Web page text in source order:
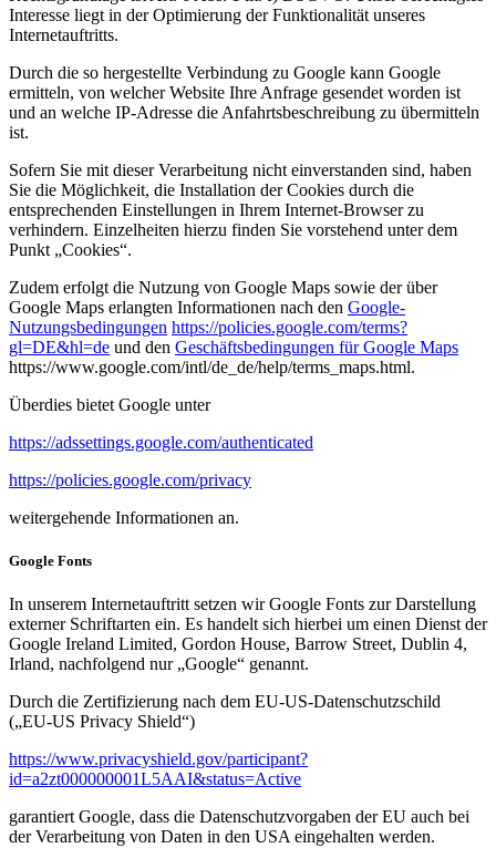
Interesse liegt in der Optimierung der Funktionalität unseres
Internetauftritts.
Durch die so hergestellte Verbindung zu Google kann Google
ermitteln, von welcher Website Ihre Anfrage gesendet worden ist
und an welche IP-Adresse die Anfahrtsbeschreibung zu übermitteln
ist.
Sofern Sie mit dieser Verarbeitung nicht einverstanden sind, haben
Sie die Möglichkeit, die Installation der Cookies durch die
entsprechenden Einstellungen in Ihrem Internet-Browser zu
verhindern. Einzelheiten hierzu finden Sie vorstehend unter dem
Punkt „Cookies“.
Zudem erfolgt die Nutzung von Google Maps sowie der über
Google Maps erlangten Informationen nach den Google-
Nutzungsbedingungen https://policies.google.com/terms?
gl=DE&hl=de und den Geschäftsbedingungen für Google Maps
https://www.google.com/intl/de_de/help/terms_maps.html.
Überdies bietet Google unter
https://adssettings.google.com/authenticated
https://policies.google.com/privacy
weitergehende Informationen an.
Google Fonts
In unserem Internetauftritt setzen wir Google Fonts zur Darstellung
externer Schriftarten ein. Es handelt sich hierbei um einen Dienst der
Google Ireland Limited, Gordon House, Barrow Street, Dublin 4,
Irland, nachfolgend nur „Google“ genannt.
Durch die Zertifizierung nach dem EU-US-Datenschutzschild
(„EU-US Privacy Shield“)
https://www.privacyshield.gov/participant?
id=a2zt000000001L5AAI&status=Active
garantiert Google, dass die Datenschutzvorgaben der EU auch bei
der Verarbeitung von Daten in den USA eingehalten werden.